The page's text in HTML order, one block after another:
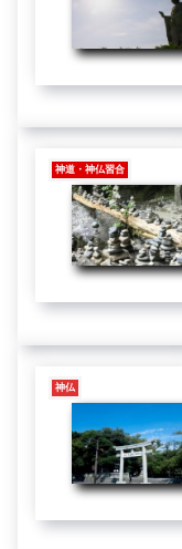
神道・神仏習合
神仏